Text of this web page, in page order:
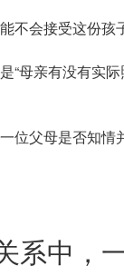
不会接受这份孩
“母亲有没有实
位父母是否知
系中，